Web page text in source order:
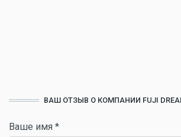
ВАШ ОТЗЫВ О КОМПАНИИ FUJI
Ваше имя *